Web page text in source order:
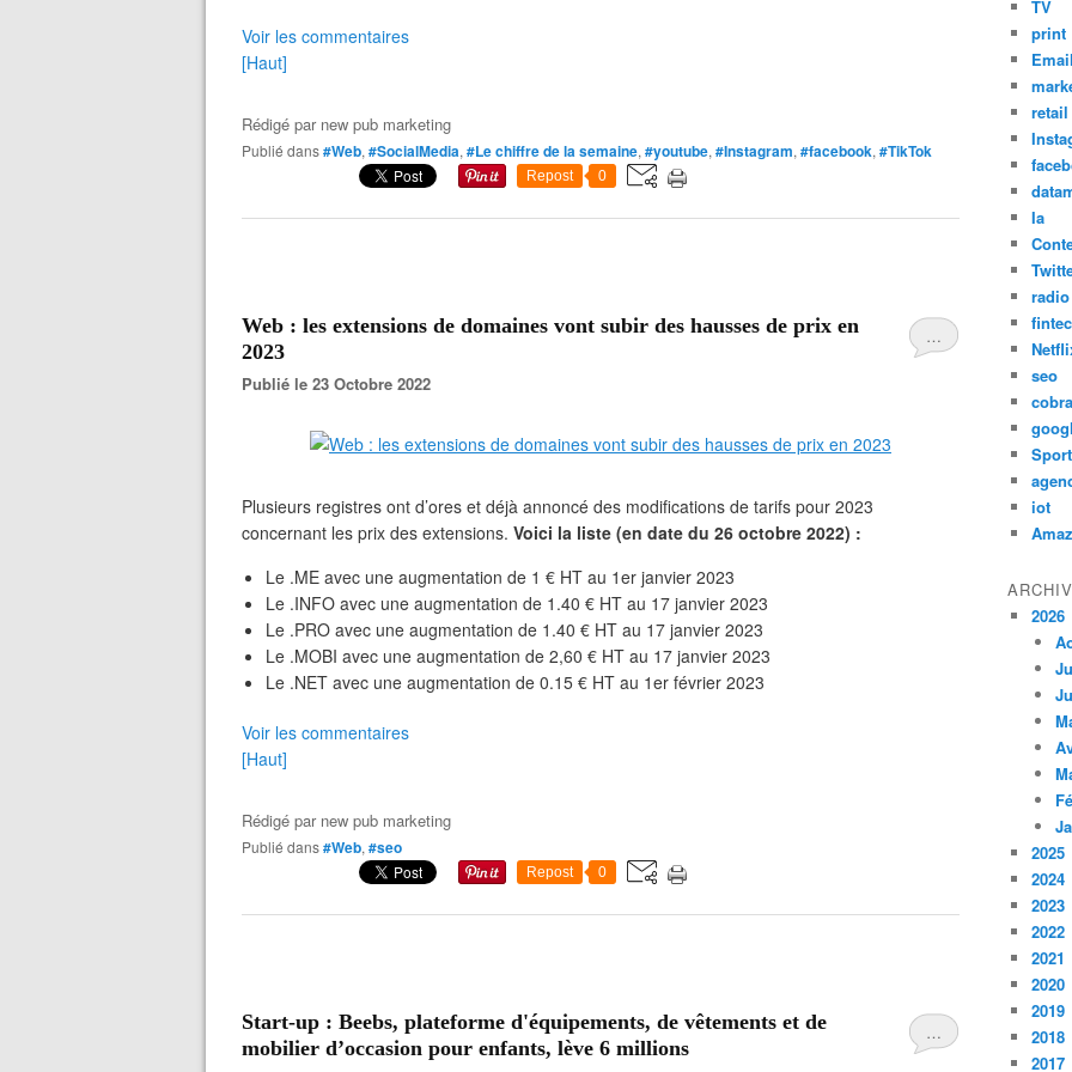
Voir les commentaires
[Haut]
Rédigé par new pub marketing
Publié dans#Web, #SocialMedia, #Le chiffre de la semaine, #youtube, #Instagram, #facebook, #TikTok
Repost 0
…
Web : les extensions de domaines vont subir des hausses de prix en
2023
Publié le 23 Octobre 2022
Plusieurs registres ont d’ores et déjà annoncé des modifications de tarifs pour 2023
concernant les prix des extensions. Voici la liste (en date du 26 octobre 2022) :
Le .ME avec une augmentation de 1 € HT au 1er janvier 2023
Le .INFO avec une augmentation de 1.40 € HT au 17 janvier 2023
Le .PRO avec une augmentation de 1.40 € HT au 17 janvier 2023
Le .MOBI avec une augmentation de 2,60 € HT au 17 janvier 2023
Le .NET avec une augmentation de 0.15 € HT au 1er février 2023
Voir les commentaires
[Haut]
Rédigé par new pub marketing
Publié dans#Web, #seo
Repost 0
…
Start-up : Beebs, plateforme d'équipements, de vêtements et de
mobilier d’occasion pour enfants, lève 6 millions
TV
print
retail
Ia
radio
seo
iot
2026
2025
2024
2023
2022
2021
2020
2019
2018
2017